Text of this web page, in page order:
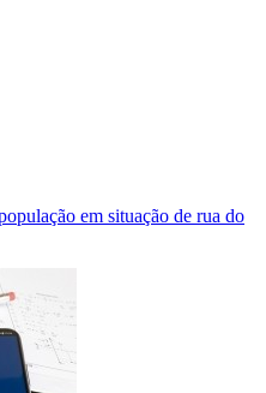
em situação de rua do